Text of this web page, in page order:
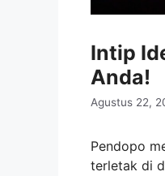
Intip
Anda!
Agustus 22,
Pendopo
terletak di